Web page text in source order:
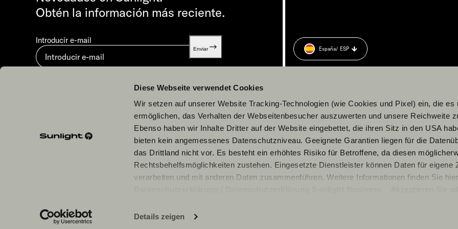
Diese Webseite verwendet Cookies
Wir setzen auf unserer Website Tracking-Technologien (wie Cookies und Pixel) ein, die es
ermöglichen, das Verhalten der Webseitenbesucher auszuwerten und unsere Reichweite
Ebenso haben wir Inhalte Dritter auf der Website eingebettet, die ihren Sitz in den USA
bieten kein angemessenes Datenschutzniveau. Geeignete Garantien liegen für die
das Drittland nicht vor. Es besteht ein erhöhtes Risiko für Betroffene, da diesen
Rechtsbehelfsmöglichkeiten zustehen. Eingesetzte Dienstleister können Daten für eigene
verarbeiten und mit anderen Daten zusammenführen. Weitere Informationen finden Sie
Daten zu den genannten Zwecken. Die Einwilligung ist freiwillig, für den Besuch der
Details zeigen
Nuestros colaboradores
Obtén la información más reciente.
Introducir e-mail
Enviar España/ ESP